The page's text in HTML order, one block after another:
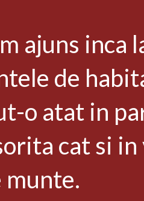
ajuns inca
de
o atat in
cat si
munte.